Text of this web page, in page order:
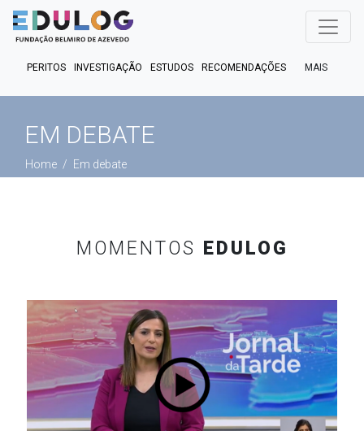
PERITOS INVESTIGAÇÃO ESTUDOS RECOMENDAÇÕES
PUBLICAÇÕES EM FOCO EM DEBATE FACT CHECK
PODCASTS
MAIS
EM DEBATE
Home Em debate
MOMENTOS EDULOG